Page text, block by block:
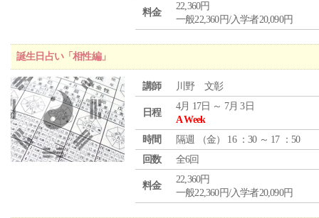
料金
22,360円
一般22,360円/入学者20,090円
誕生日占い「相性編」
講師 川野 文彰
日程
4月 17日 ～ 7月 3日
A Week
時間
隔週 （金） 16 ：30 ～ 17 ：50
回数
全6回
料金
22,360円
一般22,360円/入学者20,090円